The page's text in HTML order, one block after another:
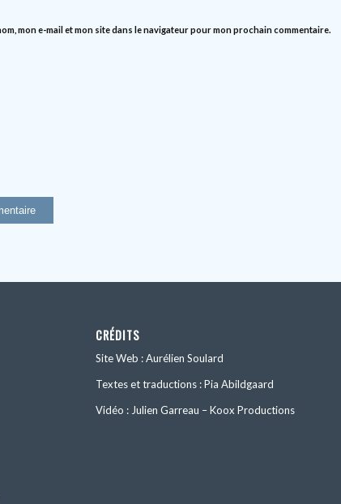
mon e-mail et mon site dans le navigateur pour mon prochain commentaire.
CRÉDITS
Site Web : Aurélien Soulard
Textes et traductions : Pia Abildgaard
Vidéo : Julien Garreau – Koox Productions